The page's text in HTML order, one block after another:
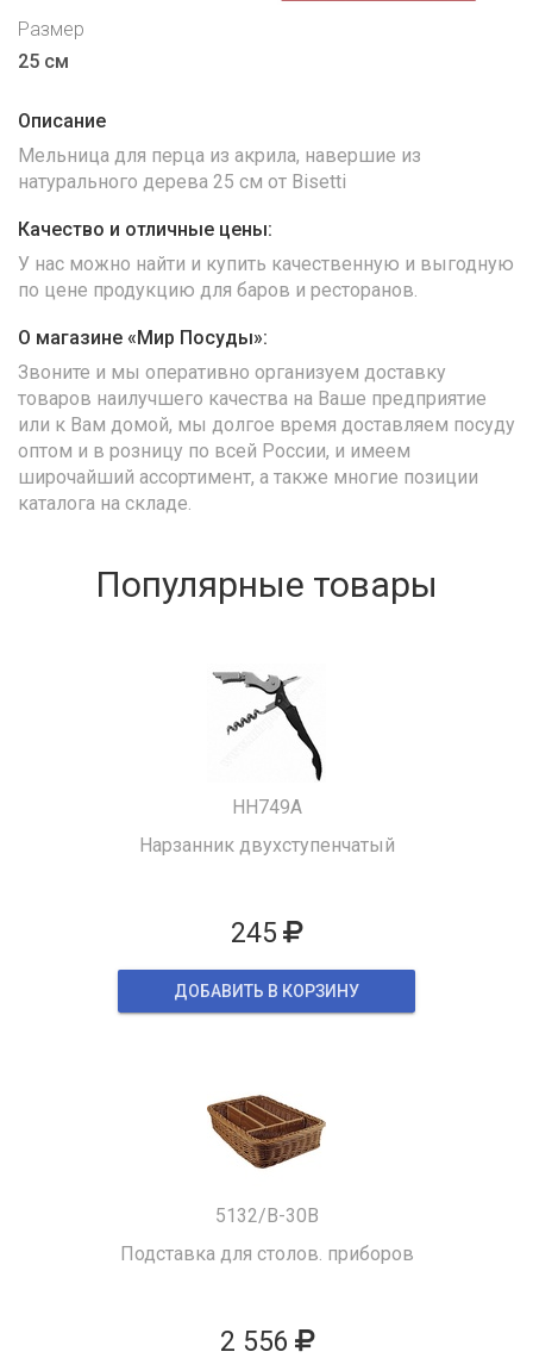
Размер
25 см
Описание
Мельница для перца из акрила, навершие из
натурального дерева 25 см от Bisetti
Качество и отличные цены:
У нас можно найти и купить качественную и выгодную
по цене продукцию для баров и ресторанов.
О магазине «Мир Посуды»:
Звоните и мы оперативно организуем доставку
товаров наилучшего качества на Ваше предприятие
или к Вам домой, мы долгое время доставляем посуду
оптом и в розницу по всей России, и имеем
широчайший ассортимент, а также многие позиции
каталога на складе.
Популярные товары
HH749A
Нарзанник двухступенчатый
245
ДОБАВИТЬ В КОРЗИНУ
5132/B-30B
Подставка для столов. приборов
2 556